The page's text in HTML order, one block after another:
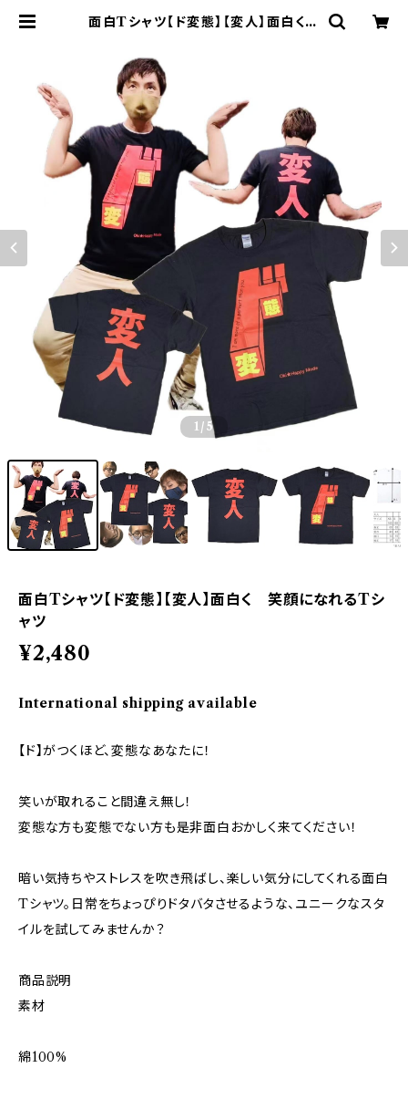
面白Tシャツ【ド変態】【変人】面白く
1 /5
面白Tシャツ【ド変態】【変人】面白く 笑顔になれるTシ
ャツ
¥2,480
International shipping available
【ド】がつくほど、変態なあなたに！
笑いが取れること間違え無し！
変態な方も変態でない方も是非面白おかしく来てください！
暗い気持ちやストレスを吹き飛ばし、楽しい気分にしてくれる面白
Tシャツ。日常をちょっぴりドタバタさせるような、ユニークなスタ
イルを試してみませんか？
商品説明
素材
綿100%